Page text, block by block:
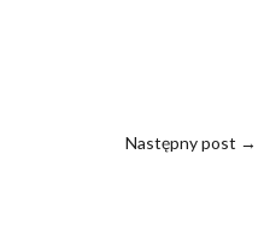
Następny post →